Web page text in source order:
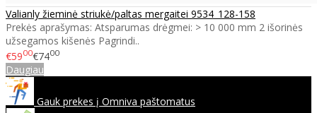
Valianly žieminė striukė/paltas mergaitei 9534_128-158
Prekės aprašymas: Atsparumas drėgmei: > 10 000 mm 2 išorinės
užsegamos kišenės Pagrindi..
€5900€7400
Daugiau
Gauk prekes į Omniva paštomatus